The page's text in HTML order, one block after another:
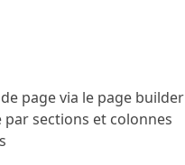
page via le page builder
par sections et colonnes